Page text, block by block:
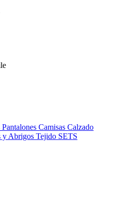
Pantalones Camisas Calzado
y Abrigos Tejido SETS